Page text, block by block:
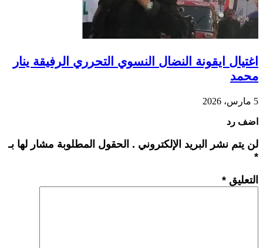
اغتيال ايقونة النضال النسوي التحرري الرفيقة ينار
محمد
5 مارس، 2026
اضف رد
لن يتم نشر البريد الإلكتروني . الحقول المطلوبة مشار لها بـ
*
التعليق *